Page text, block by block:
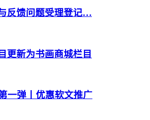
反馈问题受理登记…
更新为书画商城栏目
一弹丨优惠软文推广